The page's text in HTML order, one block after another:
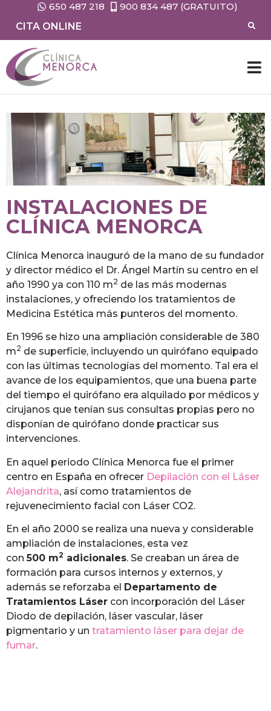
650 487 218
900 834 487 (GRATUITO)
CITA ONLINE
INSTALACIONES DE
CLÍNICA MENORCA
Clínica Menorca inauguró de la mano de su fundador
y director médico el Dr. Ángel Martín su centro en el
año 1990 ya con 110 m2 de las más modernas
instalaciones, y ofreciendo los tratamientos de
Medicina Estética más punteros del momento.
En 1996 se hizo una ampliación considerable de 380
m2 de superficie, incluyendo un quirófano equipado
con las últimas tecnologías del momento. Tal era el
avance de los equipamientos, que una buena parte
del tiempo el quirófano era alquilado por médicos y
cirujanos que tenían sus consultas propias pero no
disponían de quirófano donde practicar sus
intervenciones.
En aquel periodo Clínica Menorca fue el primer
centro en España en ofrecer Depilación con el Láser
Alejandrita, así como tratamientos de
rejuvenecimiento facial con Láser CO2.
En el año 2000 se realiza una nueva y considerable
ampliación de instalaciones, esta vez
con500 m2 adicionales. Se creaban un área de
formación para cursos internos y externos, y
además se reforzaba el Departamento de
Tratamientos Láser con incorporación del Láser
Diodo de depilación, láser vascular, láser
pigmentario y un tratamiento láser para dejar de
fumar.